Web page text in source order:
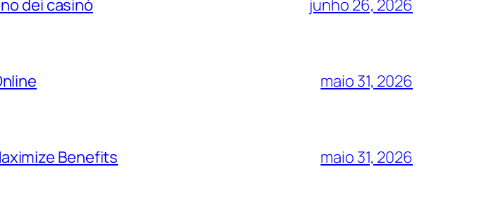
dei casinò junho 26, 2026
maio 31, 2026
Benefits maio 31, 2026